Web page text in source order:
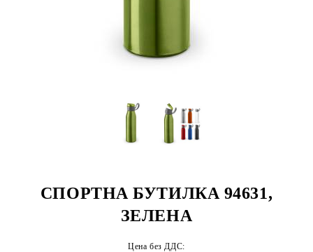
СПОРТНА БУТИЛКА 94631,
ЗЕЛЕНА
Цена без ДДС: